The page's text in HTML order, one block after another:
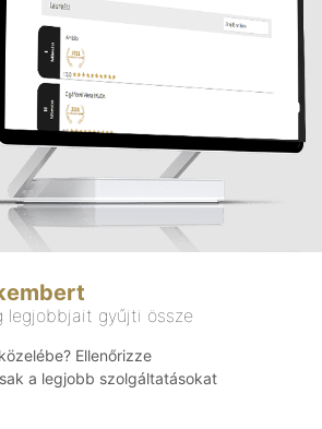
legjobbjait gyűjti össze
Ellenőrizze
a legjobb szolgáltatásokat